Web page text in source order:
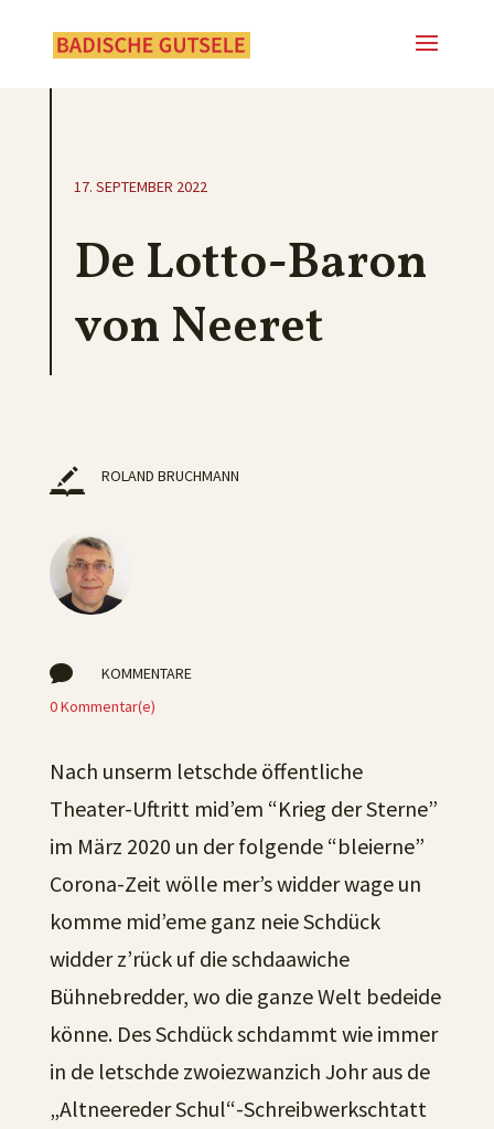
17. SEPTEMBER 2022
De Lotto-Baron
von Neeret
ROLAND BRUCHMANN

KOMMENTARE
0 Kommentar(e)
Nach unserm letschde öffentliche
Theater-Uftritt mid’em “Krieg der Sterne”
im März 2020 un der folgende “bleierne”
Corona-Zeit wölle mer’s widder wage un
komme mid’eme ganz neie Schdück
widder z’rück uf die schdaawiche
Bühnebredder, wo die ganze Welt bedeide
könne. Des Schdück schdammt wie immer
in de letschde zwoiezwanzich Johr aus de
„Altneereder Schul“-Schreibwerkschtatt